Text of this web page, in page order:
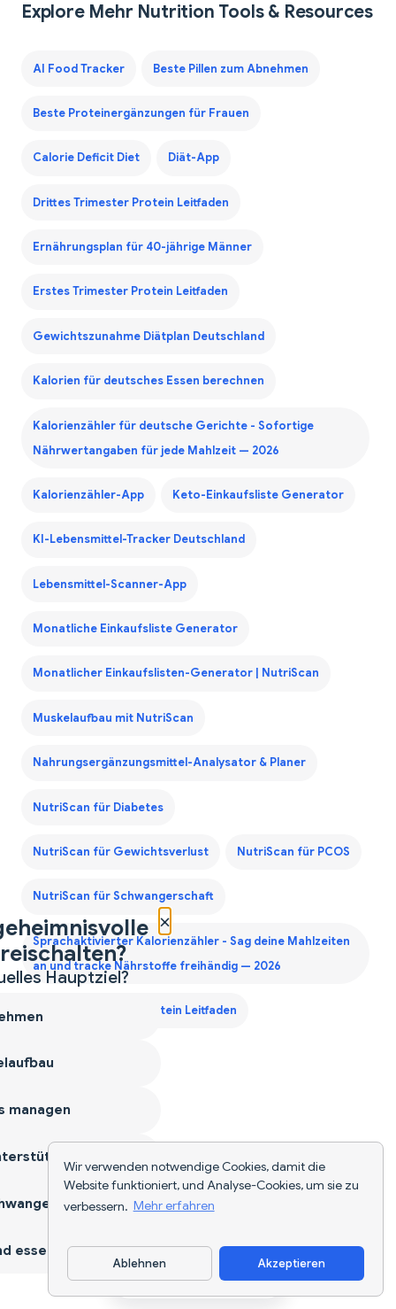
Wir verwenden notwendige Cookies, damit die
Website funktioniert, und Analyse-Cookies, um sie zu
verbessern. Mehr erfahren
Ablehnen Akzeptieren
Explore Mehr Nutrition Tools & Resources
AI Food Tracker Beste Pillen zum Abnehmen
Beste Proteinergänzungen für Frauen
Calorie Deficit Diet Diät-App
Drittes Trimester Protein Leitfaden
Ernährungsplan für 40-jährige Männer
Erstes Trimester Protein Leitfaden
Gewichtszunahme Diätplan Deutschland
Kalorien für deutsches Essen berechnen
Kalorienzähler für deutsche Gerichte - Sofortige
Nährwertangaben für jede Mahlzeit — 2026
Kalorienzähler-App Keto-Einkaufsliste Generator
KI-Lebensmittel-Tracker Deutschland
Lebensmittel-Scanner-App
Monatliche Einkaufsliste Generator
Monatlicher Einkaufslisten-Generator | NutriScan
Muskelaufbau mit NutriScan
Nahrungsergänzungsmittel-Analysator & Planer
NutriScan für Diabetes
NutriScan für Gewichtsverlust NutriScan für PCOS
NutriScan für Schwangerschaft
Sprachaktivierter Kalorienzähler - Sag deine Mahlzeiten
an und tracke Nährstoffe freihändig — 2026
Zweites Trimester Protein Leitfaden
App herunterladen
×
Hauptziel?
managen
essen